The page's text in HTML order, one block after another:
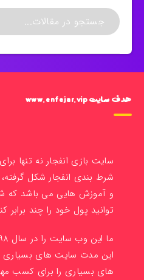
هدف سایت www.enfejar.vip
سایت بازی انفجار نه تنها
شرط بندی انفجار شکل
و آموزش هایی می باشد که
توانید پول خود را چند برابر
این مدت سایت های بسیاری
های بسیاری را برای کسب